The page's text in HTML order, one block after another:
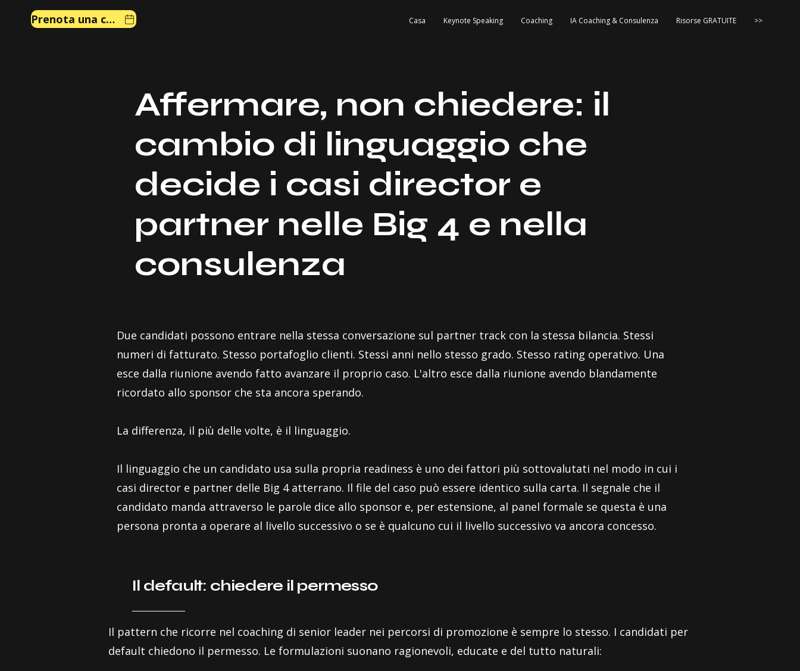
Prenota una chiamata Casa Keynote Speaking Coaching IA Coaching & Consulenza Risorse GRATUITE >>
Affermare, non chiedere: il
cambio di linguaggio che
decide i casi director e
partner nelle Big 4 e nella
consulenza
Due candidati possono entrare nella stessa conversazione sul partner track con la stessa bilancia. Stessi
numeri di fatturato. Stesso portafoglio clienti. Stessi anni nello stesso grado. Stesso rating operativo. Una
esce dalla riunione avendo fatto avanzare il proprio caso. L'altro esce dalla riunione avendo blandamente
ricordato allo sponsor che sta ancora sperando.
La differenza, il più delle volte, è il linguaggio.
Il linguaggio che un candidato usa sulla propria readiness è uno dei fattori più sottovalutati nel modo in cui i
casi director e partner delle Big 4 atterrano. Il file del caso può essere identico sulla carta. Il segnale che il
candidato manda attraverso le parole dice allo sponsor e, per estensione, al panel formale se questa è una
persona pronta a operare al livello successivo o se è qualcuno cui il livello successivo va ancora concesso.
Il default: chiedere il permesso
Il pattern che ricorre nel coaching di senior leader nei percorsi di promozione è sempre lo stesso. I candidati per
default chiedono il permesso. Le formulazioni suonano ragionevoli, educate e del tutto naturali: